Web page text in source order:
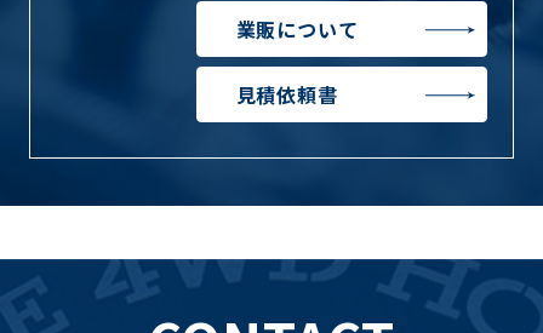
業販について
見積依頼書